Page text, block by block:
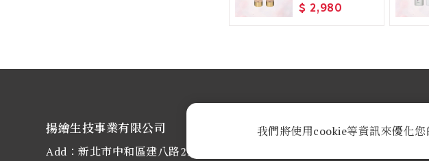
$ 2,980
揚繪生技事業有限公司
Add：新北市中和區建八路2號16樓-3
我們將使用cookie等資訊來優化